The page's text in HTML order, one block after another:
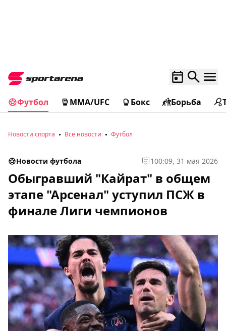
Футбол MMA/UFC Бокс Борьба
Новости спорта Все новости Футбол
Новости футбола 100:09, 31 мая 2026
Обыгравший "Кайрат" в общем
этапе "Арсенал" уступил ПСЖ в
финале Лиги чемпионов